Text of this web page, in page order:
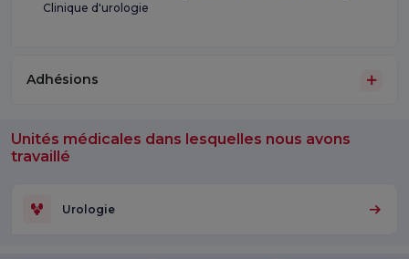
Clinique d'urologie
Adhésions
Unités médicales dans lesquelles nous avons
travaillé
Urologie